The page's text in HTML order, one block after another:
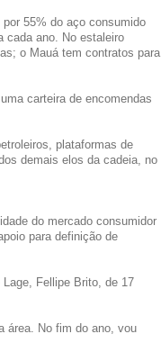
55% do aço consumido
cada ano. No estaleiro
o Mauá tem contratos para
carteira de encomendas
plataformas de
demais elos da cadeia, no
do mercado consumidor
para definição de
Fellipe Brito, de 17
área. No fim do ano, vou